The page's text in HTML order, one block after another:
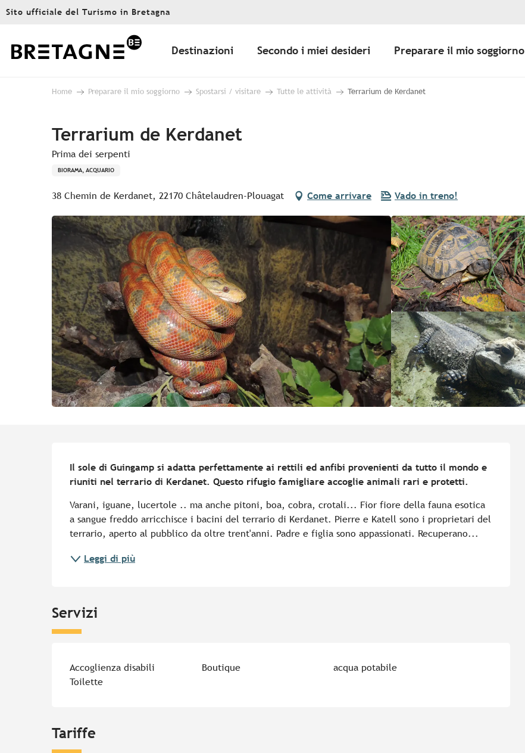
Aller
principal
Sito ufficiale del Turismo in Bretagna
Destinazioni Secondo i miei desideri Preparare il mio soggiorno
Home Preparare il mio soggiorno Spostarsi / visitare Tutte le attività Terrarium de Kerdanet
Terrarium de Kerdanet
Prima dei serpenti
BIORAMA, ACQUARIO
38 Chemin de Kerdanet, 22170 Châtelaudren-Plouagat Come arrivare Vado in treno!
Il sole di Guingamp si adatta perfettamente ai rettili ed anfibi provenienti da tutto il mondo e
riuniti nel terrario di Kerdanet. Questo rifugio famigliare accoglie animali rari e protetti.
Varani, iguane, lucertole .. ma anche pitoni, boa, cobra, crotali... Fior fiore della fauna esotica
a sangue freddo arricchisce i bacini del terrario di Kerdanet. Pierre e Katell sono i proprietari del
terrario, aperto al pubblico da oltre trent'anni. Padre e figlia sono appassionati. Recuperano...
Leggi di più
Servizi
Accoglienza disabili Boutique
acqua potabile
Toilette
Tariffe